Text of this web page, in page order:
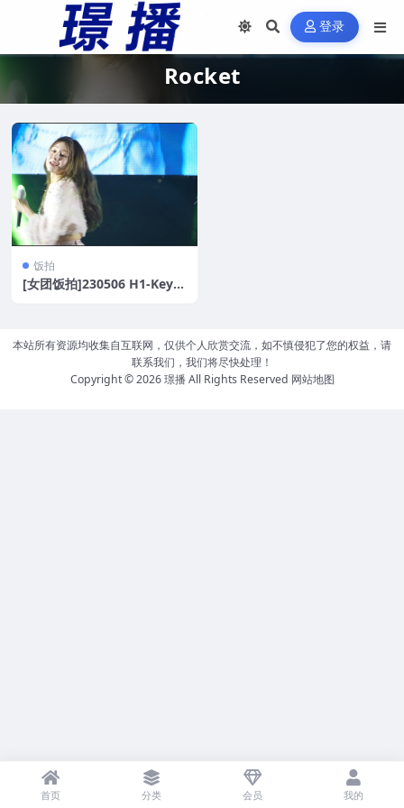
登录
Rocket
饭拍
[女团饭拍]230506 H1-Key+
本站所有资源均收集自互联网，仅供个人欣赏交流，如不慎侵犯了您的权益，请
联系我们，我们将尽快处理！
Copyright © 2026璟播All Rights Reserved 网站地图
首页 分类 会员 我的